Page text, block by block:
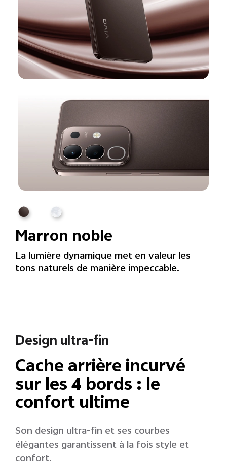
Marron noble
La lumière dynamique met en valeur les
tons naturels de manière impeccable.
Design ultra-fin
Cache arrière incurvé
sur les 4 bords : le
confort ultime
Son design ultra-fin et ses courbes
élégantes garantissent à la fois style et
confort.